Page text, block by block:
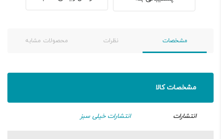
مشخصات نظرات محصولات مشابه
مشخصات کالا
انتشارات انتشارات خیلی سبز